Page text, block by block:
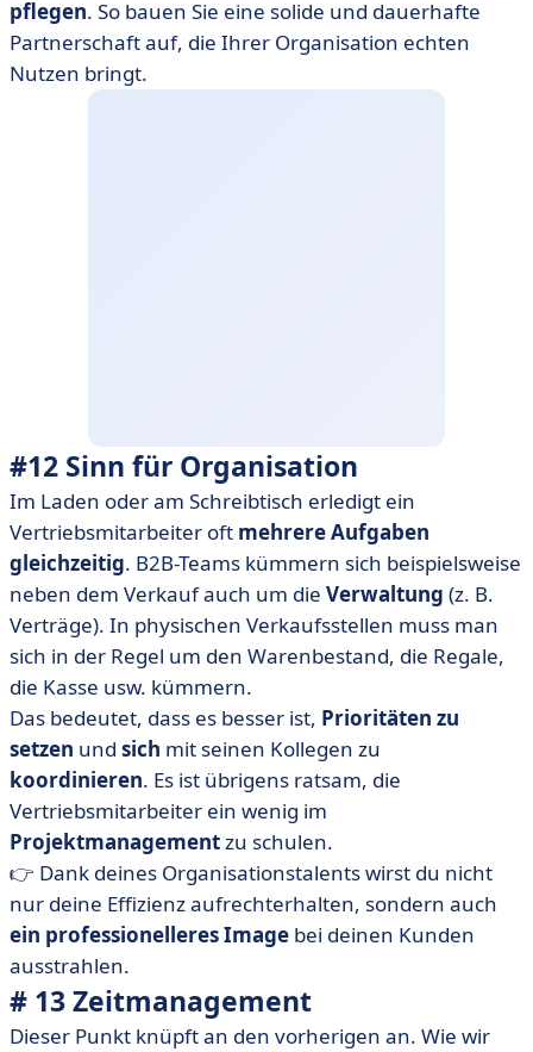
pflegen. So bauen Sie eine solide und dauerhafte
Partnerschaft auf, die Ihrer Organisation echten
Nutzen bringt.
#12 Sinn für Organisation
Im Laden oder am Schreibtisch erledigt ein
Vertriebsmitarbeiter oft mehrere Aufgaben
gleichzeitig. B2B-Teams kümmern sich beispielsweise
neben dem Verkauf auch um die Verwaltung (z. B.
Verträge). In physischen Verkaufsstellen muss man
sich in der Regel um den Warenbestand, die Regale,
die Kasse usw. kümmern.
Das bedeutet, dass es besser ist, Prioritäten zu
setzen und sich mit seinen Kollegen zu
koordinieren. Es ist übrigens ratsam, die
Vertriebsmitarbeiter ein wenig im
Projektmanagementzu schulen.
👉 Dank deines Organisationstalents wirst du nicht
nur deine Effizienz aufrechterhalten, sondern auch
ein professionelleres Image bei deinen Kunden
ausstrahlen.
# 13 Zeitmanagement
Dieser Punkt knüpft an den vorherigen an. Wie wir